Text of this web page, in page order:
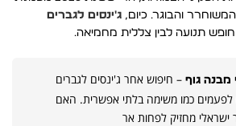
והבוגר. כיום, ג'ינסים לגברים
תנועה לבין צללית מחמיאה.
מבנה גוף – חיפוש אחר ג'ינסים לגברים
לפעמים כמו משימה בלתי אפשרית. האם
מחזיק לפחות אר